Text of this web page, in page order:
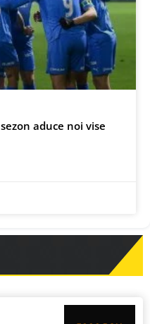
aduce noi vise